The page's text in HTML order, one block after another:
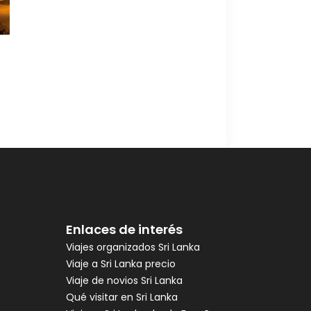
Enlaces de interés
Viajes organizados Sri Lanka
Viaje a Sri Lanka precio
Viaje de novios Sri Lanka
Qué visitar en Sri Lanka